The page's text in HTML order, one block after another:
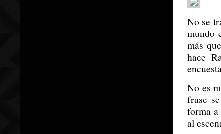
No se
mundo
más
hace
No es
frase
forma a
al